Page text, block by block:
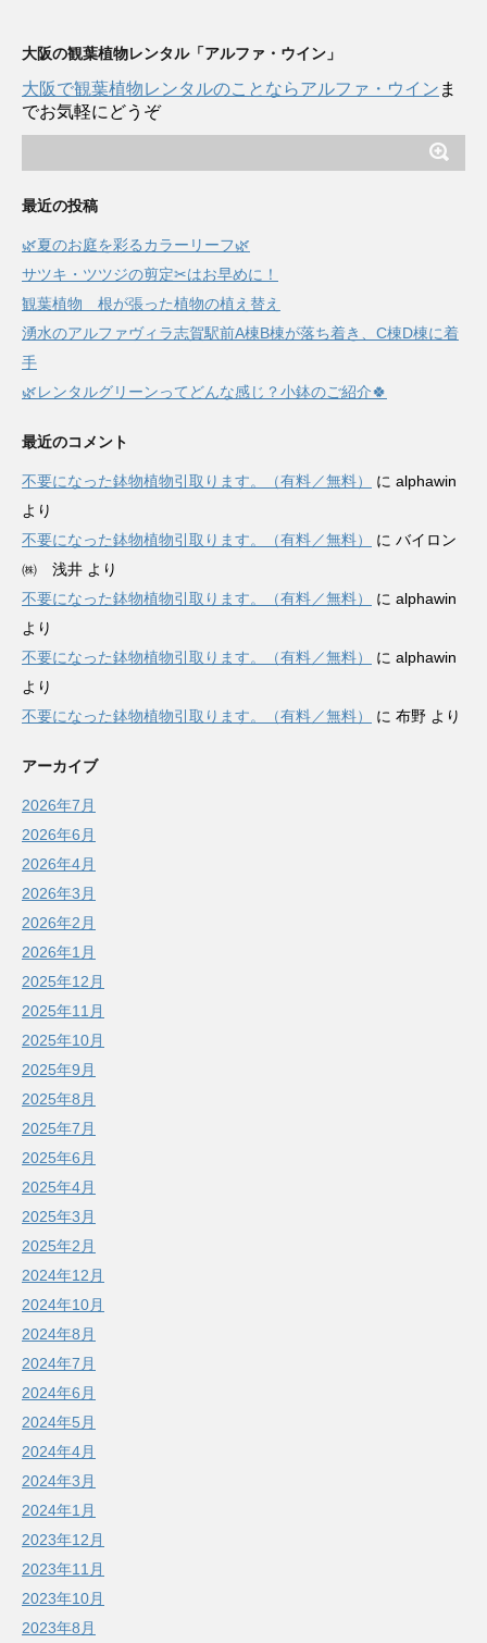
大阪の観葉植物レンタル「アルファ・ウイン」
大阪で観葉植物レンタルのことならアルファ・ウイン ま
でお気軽にどうぞ
最近の投稿
🌿夏のお庭を彩るカラーリーフ🌿
サツキ・ツツジの剪定✂はお早めに！
観葉植物 根が張った植物の植え替え
湧水のアルファヴィラ志賀駅前A棟B棟が落ち着き、C棟D棟に着
手
🌿レンタルグリーンってどんな感じ？小鉢のご紹介🍀
最近のコメント
不要になった鉢物植物引取ります。（有料／無料） に alphawin
より
不要になった鉢物植物引取ります。（有料／無料）
に バイロン
㈱ 浅井 より
不要になった鉢物植物引取ります。（有料／無料）
に alphawin
より
不要になった鉢物植物引取ります。（有料／無料）
に alphawin
より
不要になった鉢物植物引取ります。（有料／無料）
に 布野 より
アーカイブ
2026年7月
2026年6月
2026年4月
2026年3月
2026年2月
2026年1月
2025年12月
2025年11月
2025年10月
2025年9月
2025年8月
2025年7月
2025年6月
2025年4月
2025年3月
2025年2月
2024年12月
2024年10月
2024年8月
2024年7月
2024年6月
2024年5月
2024年4月
2024年3月
2024年1月
2023年12月
2023年11月
2023年10月
2023年8月